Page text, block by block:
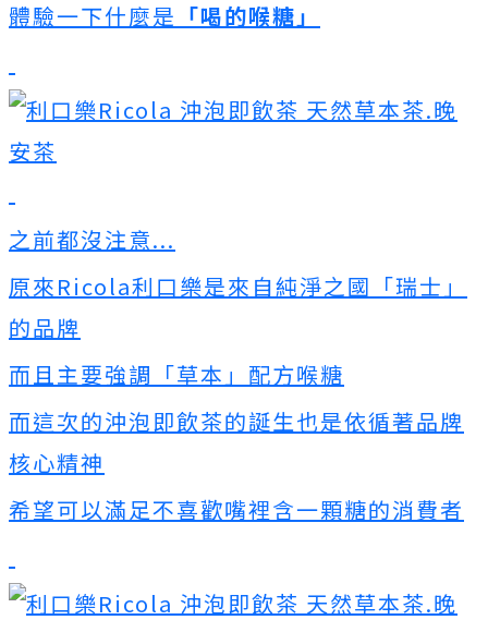
體驗一下什麼是 「喝的喉糖」
之前都沒注意...
原來Ricola利口樂是來自純淨之國「瑞士」
的品牌
而且主要強調「草本」配方喉糖
而這次的沖泡即飲茶的誕生也是依循著品牌
核心精神
希望可以滿足不喜歡嘴裡含一顆糖的消費者